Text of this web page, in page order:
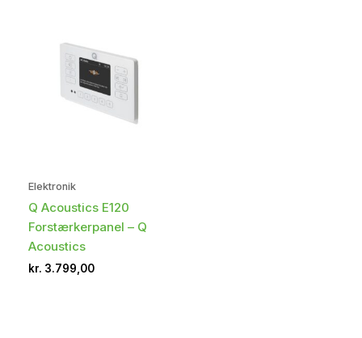
Elektronik
Q Acoustics E120
Forstærkerpanel – Q
Acoustics
kr. 3.799,00